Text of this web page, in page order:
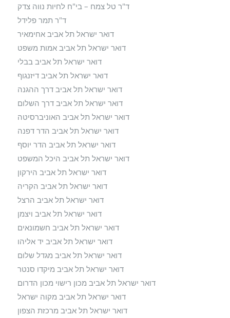
ד"ר טל צמח – בי"ח לחיות נווה צדק
ד"ר תמר פלידל
דואר ישראל תל אביב אחימאיר
דואר ישראל תל אביב אמות משפט
דואר ישראל תל אביב בבלי
דואר ישראל תל אביב דיזנגוף
דואר ישראל תל אביב דרך ההגנה
דואר ישראל תל אביב דרך השלום
דואר ישראל תל אביב האוניברסיטה
דואר ישראל תל אביב הדר דפנה
דואר ישראל תל אביב הדר יוסף
דואר ישראל תל אביב היכל המשפט
דואר ישראל תל אביב הירקון
דואר ישראל תל אביב הקריה
דואר ישראל תל אביב הרצל
דואר ישראל תל אביב ויצמן
דואר ישראל תל אביב חשמונאים
דואר ישראל תל אביב יד אליהו
דואר ישראל תל אביב מגדל שלום
דואר ישראל תל אביב מיקדו סנטר
דואר ישראל תל אביב מכון רישוי מכון הדרום
דואר ישראל תל אביב מקוה ישראל
דואר ישראל תל אביב מרכזת הצפון